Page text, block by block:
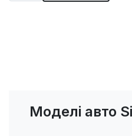
Моделі авто